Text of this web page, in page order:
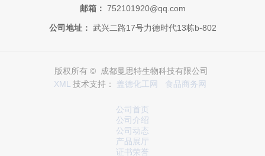
邮箱： 752101920@qq.com
公司地址： 武兴二路17号力德时代13栋b-802
版权所有 © 成都曼思特生物科技有限公司
XML 技术支持： 盖德化工网 食品商务网
公司首页
公司介绍
公司动态
产品展厅
证书荣誉